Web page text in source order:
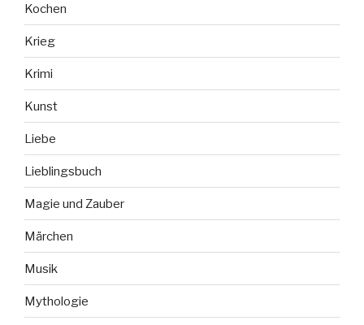
Kochen
Krieg
Krimi
Kunst
Liebe
Lieblingsbuch
Magie und Zauber
Märchen
Musik
Mythologie